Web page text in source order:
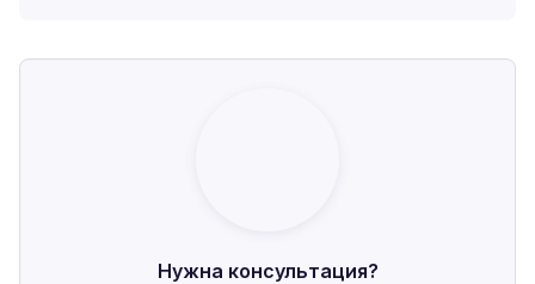
Нужна консультация?